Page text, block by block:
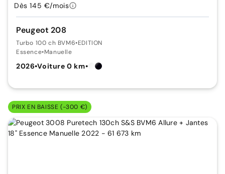
Peugeot 208
Turbo 100 ch BVM6•EDITION
Essence•Manuelle
2026•Voiture 0 km•
Dès 145 €/mois
PRIX EN BAISSE (-300 €)